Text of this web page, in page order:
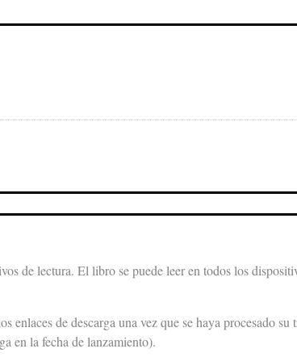
de lectura. El libro se puede leer en todos los
de descarga una vez que se haya procesado su
en la fecha de lanzamiento).